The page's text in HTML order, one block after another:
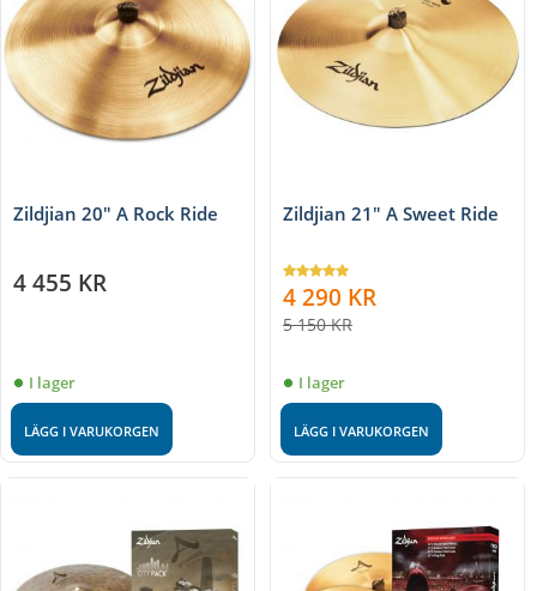
Zildjian 20" A Rock Ride
4 455 KR
I lager
LÄGG I VARUKORGEN
Zildjian 21" A Sweet Ride
4 290 KR
5 150KR
I lager
LÄGG I VARUKORGEN